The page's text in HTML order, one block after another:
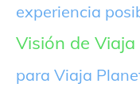
experiencia
Visión de Viaja
para Viaja